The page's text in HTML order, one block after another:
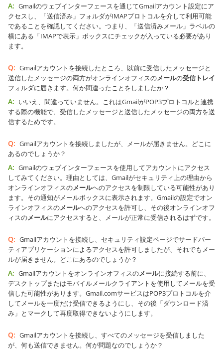
A: Gmailのウェブインターフェースを通じてGmailアカウント設定にア
クセスし、「送信済み」フォルダがIMAPプロトコルを介して利用可能
であることを確認してください。つまり、「送信済みメール」ラベルの
横にある「IMAPで表示」ボックスにチェックが入っている必要があり
ます。
Q: Gmailアカウントを接続したところ、以前に受信したメッセージと
送信したメッセージの両方がオンラインオフィスのメールの受信トレイ
フォルダに届きます。何か間違ったことをしましたか？
A: いいえ、間違っていません。これはGmailがPOP3プロトコルと連携
する際の機能で、受信したメッセージと送信したメッセージの両方を送
信するためです。
Q: Gmailアカウントを接続しましたが、メールが届きません。どこに
あるのでしょうか？
A: Gmailのウェブインターフェースを使用してアカウントにアクセス
してみてください。理由としては、Gmailがセキュリティ上の理由から
オンラインオフィスのメールへのアクセスを制限している可能性があり
ます。その通知がメールボックスに表示されます。Gmailの設定でオン
ラインオフィスのメールへのアクセスを許可し、その後オンラインオフ
ィスのメールにアクセスすると、メールが正常に受信されるはずです。
Q: Gmailアカウントを接続し、セキュリティ設定ページでサードパー
ティアプリケーションによるアクセスを許可しましたが、それでもメー
ルが届きません。どこにあるのでしょうか？
A: Gmailアカウントをオンラインオフィスのメールに接続する前に、
デスクトップまたはモバイルメールクライアントを使用してメールを受
信した可能性があります。Gmail.comサービスはPOP3プロトコルを介
してメールを一度だけ受信できるようにし、その後「ダウンロード済
み」とマークして再度取得できないようにします。
Q: Gmailアカウントを接続し、すべてのメッセージを受信しました
が、何も送信できません。何が問題なのでしょうか？